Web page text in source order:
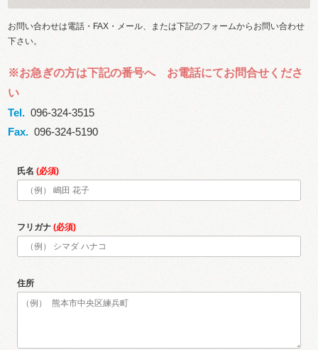
お問い合わせは電話・FAX・メール、または下記のフォームからお問い合わせ
下さい。
※お急ぎの方は下記の番号へ お電話にてお問合せくださ
い
Tel. 096-324-3515
Fax. 096-324-5190
氏名 (必須)
フリガナ (必須)
住所